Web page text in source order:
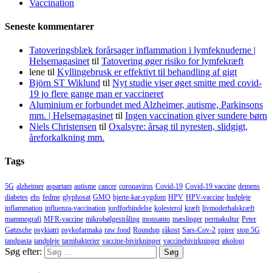
Vaccination
Seneste kommentarer
Tatoveringsblæk forårsager inflammation i lymfeknuderne |
Helsemagasinet til Tatovering øger risiko for lymfekræft
lene til Kyllingebrusk er effektivt til behandling af gigt
Björn ST Wiklund til Nyt studie viser øget smitte med covid-
19 jo flere gange man er vaccineret
Aluminium er forbundet med Alzheimer, autisme, Parkinsons
mm. | Helsemagasinet til Ingen vaccination giver sundere børn
Niels Christensen til Oxalsyre: årsag til nyresten, slidgigt,
åreforkalkning mm.
Tags
5G alzheimer aspartam autisme cancer coronavirus Covid-19 Covid-19 vaccine demens
diabetes ehs fedme glyphosat GMO hjerte-kar-sygdom HPV HPV-vaccine hudpleje
inflammation influenza-vaccination jordforbindelse kolesterol kræft livmoderhalskræft
mammografi MFR-vaccine mikrobølgestråling monsanto mæslinger permakultur Peter
Gøtzsche psykiatri psykofarmaka raw food Roundup råkost Sars-Cov-2 spirer stop 5G
tandpasta tandpleje tarmbakterier vaccine-bivirkninger vaccinebivirkninger økologi
Søg efter: